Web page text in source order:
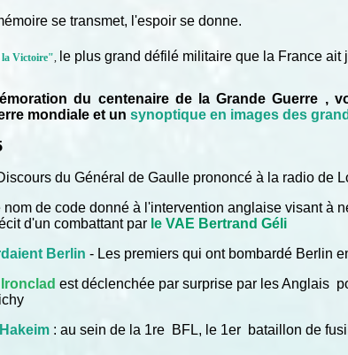
se transmet, l'espoir se donne.
la Victoire", le plus grand défilé militaire que la France ait
du centenaire de la Grande Guerre ,
mondiale et un synoptique en images des
du Général de Gaulle prononcé à la radio de
nom de code donné à l'intervention anglaise visant à
d'un combattant par le VAE Bertrand Géli
Berlin - Les premiers qui ont bombardé Berlin
est déclenchée par surprise par les Anglais
: au sein de la 1re BFL, le 1er bataillon de